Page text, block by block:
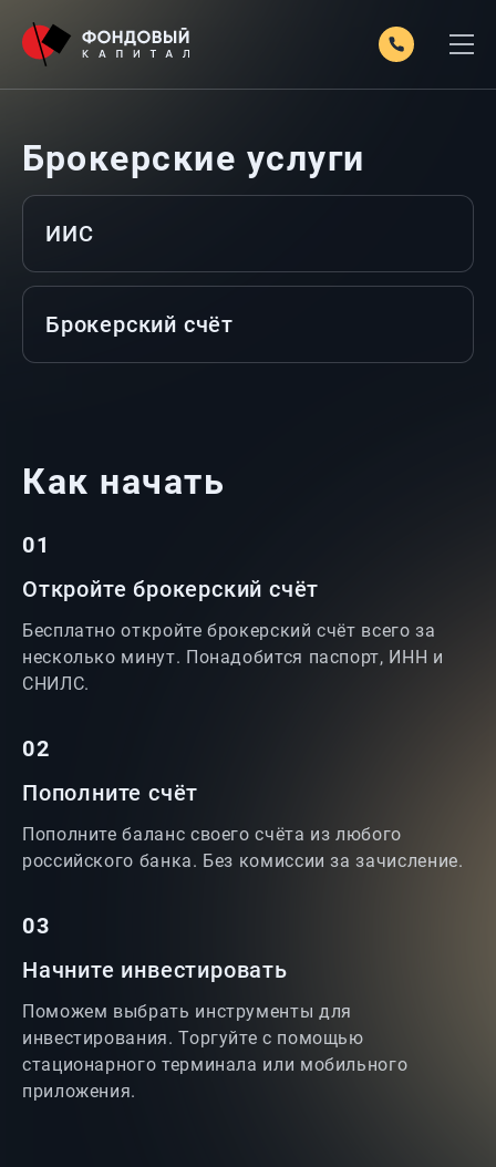
Брокерские услуги
ИИС
Брокерский счёт
Как начать
01
Откройте брокерский счёт
Бесплатно откройте брокерский счёт всего за
несколько минут. Понадобится паспорт, ИНН и
СНИЛС.
02
Пополните счёт
Пополните баланс своего счёта из любого
российского банка. Без комиссии за зачисление.
03
Начните инвестировать
Поможем выбрать инструменты для
инвестирования. Торгуйте с помощью
стационарного терминала или мобильного
приложения.